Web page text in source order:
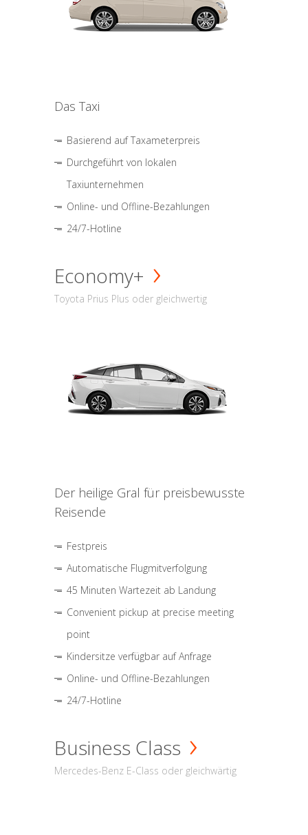
Das Taxi
Basierend auf Taxameterpreis
Durchgeführt von lokalen
Taxiunternehmen
Online- und Offline-Bezahlungen
24/7-Hotline
Economy+
Toyota Prius Plus oder gleichwertig
Der heilige Gral für preisbewusste
Reisende
Festpreis
Automatische Flugmitverfolgung
45 Minuten Wartezeit ab Landung
Convenient pickup at precise meeting
point
Kindersitze verfügbar auf Anfrage
Online- und Offline-Bezahlungen
24/7-Hotline
Business Class
Mercedes-Benz E-Class oder gleichwärtig